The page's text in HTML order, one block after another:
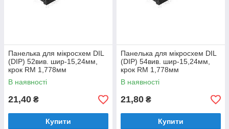
Панелька для мікросхем DIL
(DIP) 52вив. шир-15,24мм,
крок RM 1,778мм
В наявності
21,40 ₴
Купити
Панелька для мікросхем DIL
(DIP) 54вив. шир-15,24мм,
крок RM 1,778мм
В наявності
21,80 ₴
Купити